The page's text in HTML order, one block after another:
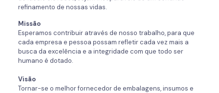
refinamento de nossas vidas.
Missão
Esperamos contribuir através de nosso trabalho, para que
cada empresa e pessoa possam refletir cada vez mais a
busca da excelência e a integridade com que todo ser
humano é dotado.
Visão
Tornar-se o melhor fornecedor de embalagens, insumos e